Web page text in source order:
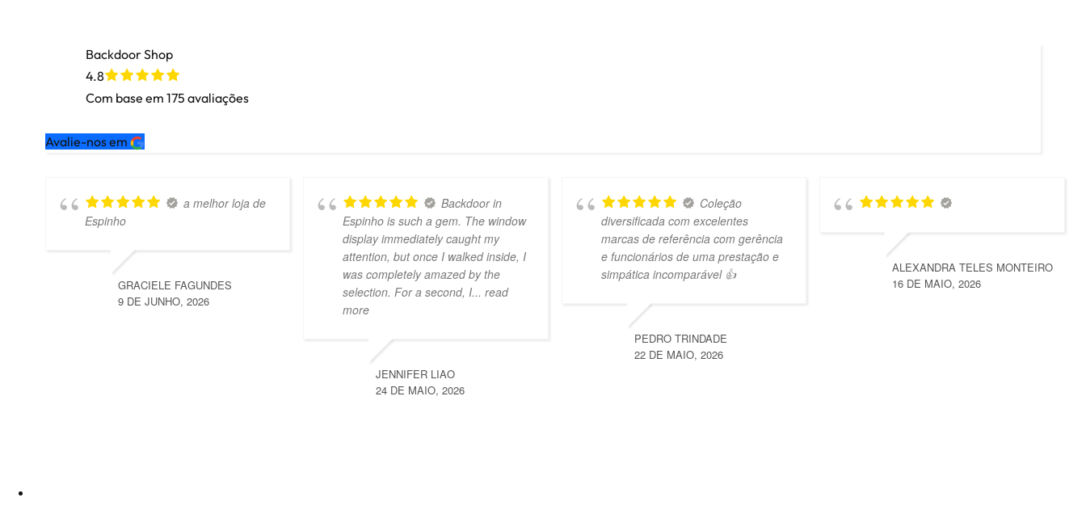
Backdoor Shop
4.8
Com base em 175 avaliações
Avalie-nos em
a melhor loja de
Espinho
GRACIELE FAGUNDES
9 DE JUNHO, 2026
Backdoor in
Espinho is such a gem. The window
display immediately caught my
attention, but once I walked inside, I
was completely amazed by the
selection. For a second, I... read
more
JENNIFER LIAO
24 DE MAIO, 2026
Coleção
diversificada com excelentes
marcas de referência com gerência
e funcionários de uma prestação e
simpática incomparável 👍
PEDRO TRINDADE
22 DE MAIO, 2026
ALEXANDRA TELES MONTEIRO
16 DE MAIO, 2026